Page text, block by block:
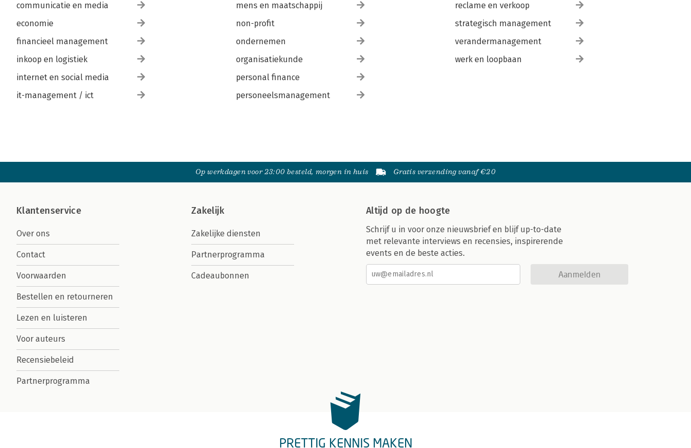
communicatie en media
economie
financieel management
inkoop en logistiek
internet en social media
it-management / ict
mens en maatschappij
non-profit
ondernemen
organisatiekunde
personal finance
personeelsmanagement
reclame en verkoop
strategisch management
verandermanagement
werk en loopbaan
Op werkdagen voor 23:00 besteld, morgen in huis Gratis verzending vanaf €20
Klantenservice
Over ons
Contact
Voorwaarden
Bestellen en retourneren
Lezen en luisteren
Voor auteurs
Recensiebeleid
Partnerprogramma
Zakelijk
Zakelijke diensten
Partnerprogramma
Cadeaubonnen
Altijd op de hoogte
Schrijf u in voor onze nieuwsbrief en blijf up-to-date
met relevante interviews en recensies, inspirerende
events en de beste acties.
Aanmelden
PRETTIG KENNIS MAKEN